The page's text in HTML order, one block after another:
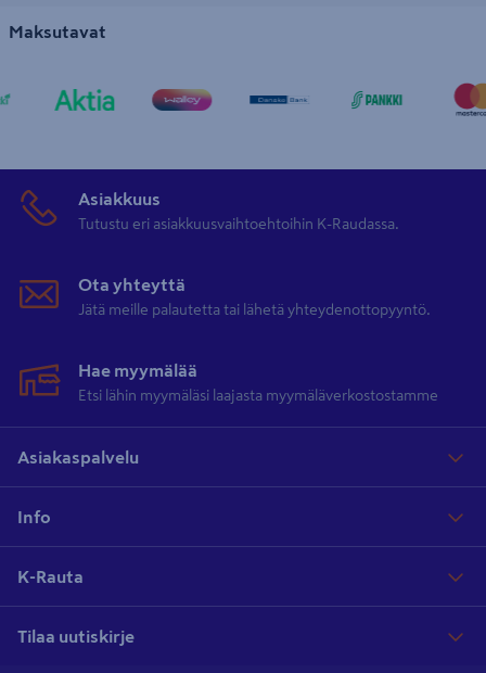
Maksutavat
Asiakkuus
Tutustu eri asiakkuusvaihtoehtoihin K-Raudassa.
Ota yhteyttä
Jätä meille palautetta tai lähetä yhteydenottopyyntö.
Hae myymälää
Etsi lähin myymäläsi laajasta myymäläverkostostamme
Asiakaspalvelu
Info
K-Rauta
Tilaa uutiskirje